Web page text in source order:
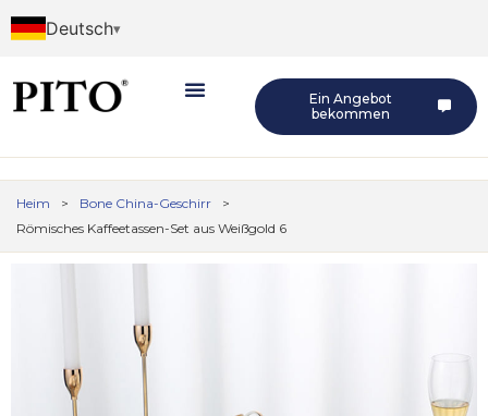
Deutsch
Ein Angebot
bekommen
Heim > Bone China-Geschirr
>
Römisches Kaffeetassen-Set aus Weißgold 6